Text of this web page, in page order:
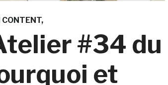
CONTENT
#34 du
et